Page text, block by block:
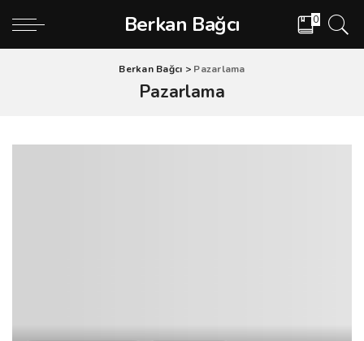
Berkan Bağcı 0
Berkan Bağcı > Pazarlama
Pazarlama